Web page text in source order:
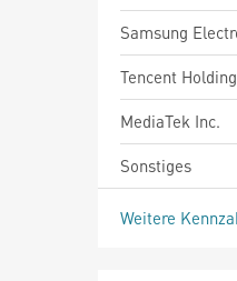
Samsung
Tencent
MediaTek Inc.
Sonstiges
Weitere